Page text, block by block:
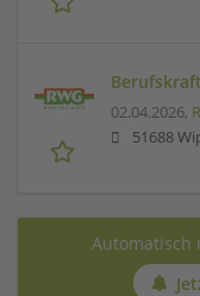
02.04.2026,
51688
Automatisch